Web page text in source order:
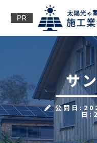
PR
サ
公開日
日